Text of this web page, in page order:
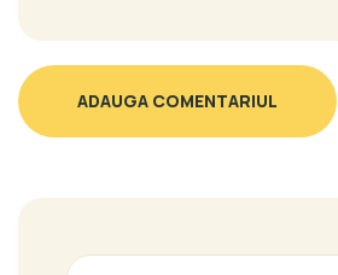
ADAUGA COMENTARIUL